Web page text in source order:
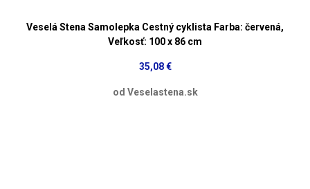
Veselá Stena Samolepka Cestný cyklista Farba: červená,
Veľkosť: 100 x 86 cm
35,08 €
od Veselastena.sk